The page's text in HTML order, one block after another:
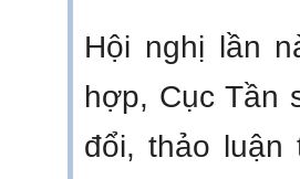
Hội nghị lần
hợp, Cục Tần
đổi, thảo luận